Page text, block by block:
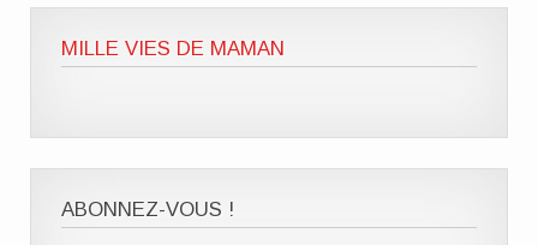
MILLE VIES DE MAMAN
ABONNEZ-VOUS !